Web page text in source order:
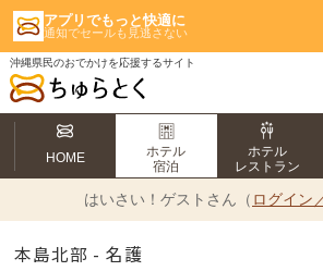
アプリでもっと快適に
通知でセールも見逃さない
沖縄県民のおでかけを応援するサイト
HOME
ホテル
宿泊
ホテル
レストラン
はいさい！ ゲストさん（ ログイン
本島北部 - 名護